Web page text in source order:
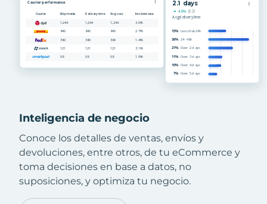
Inteligencia de negocio
Conoce los detalles de ventas, envíos y
devoluciones, entre otros, de tu eCommerce y
toma decisiones en base a datos, no
suposiciones, y optimiza tu negocio.